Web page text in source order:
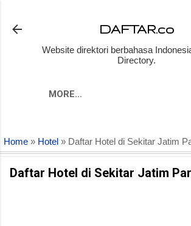
DAFTAR.co
Website direktori berbahasa
Directory.
MORE…
Home » Hotel » Daftar Hotel di Sekitar Jatim
Daftar Hotel di Sekitar Jatim